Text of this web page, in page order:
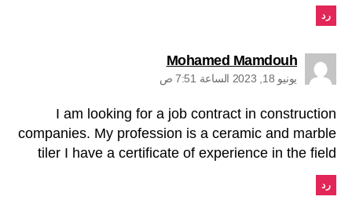
رد
Mohamed Mamdouh
يونيو 18, 2023 الساعة 7:51 ص
I am looking for a job contract in construction
companies. My profession is a ceramic and marble
tiler I have a certificate of experience in the field
رد